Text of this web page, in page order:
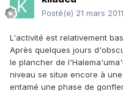
Posté(e) 21 mars 2011
L'activité est relativement
Après quelques jours
le plancher de
niveau se situe encore à
entamé une phase de